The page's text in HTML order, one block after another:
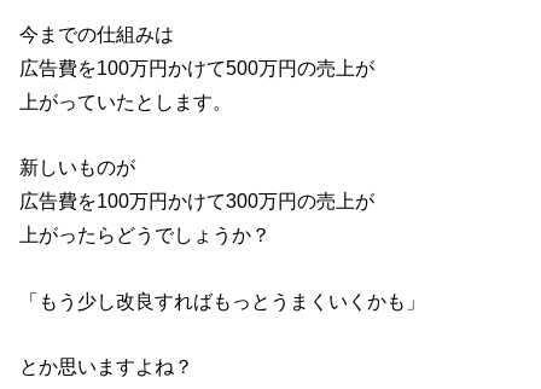
今までの仕組みは
広告費を100万円かけて500万円の売上が
上がっていたとします。
新しいものが
広告費を100万円かけて300万円の売上が
上がったらどうでしょうか？
「もう少し改良すればもっとうまくいくかも」
とか思いますよね？